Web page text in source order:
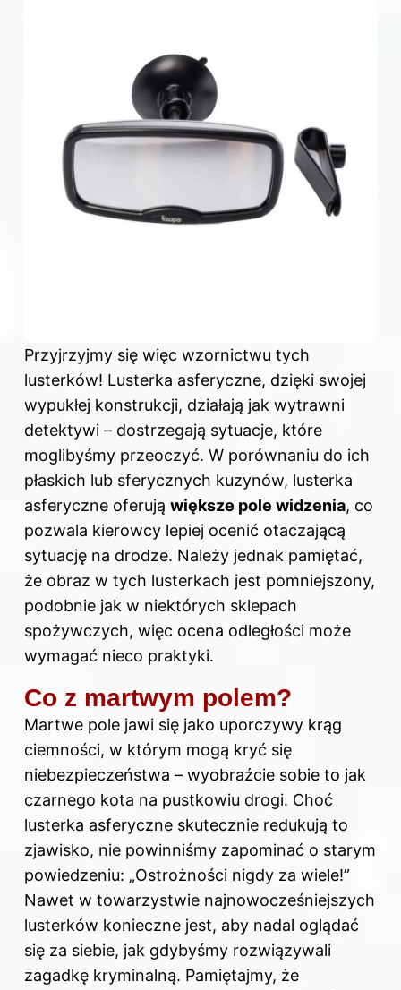
Przyjrzyjmy się więc wzornictwu tych
lusterków! Lusterka asferyczne, dzięki swojej
wypukłej konstrukcji, działają jak wytrawni
detektywi – dostrzegają sytuacje, które
moglibyśmy przeoczyć. W porównaniu do ich
płaskich lub sferycznych kuzynów, lusterka
asferyczne oferują większe pole widzenia, co
pozwala kierowcy lepiej ocenić otaczającą
sytuację na drodze. Należy jednak pamiętać,
że obraz w tych lusterkach jest pomniejszony,
podobnie jak w niektórych sklepach
spożywczych, więc ocena odległości może
wymagać nieco praktyki.
Co z martwym polem?
Martwe pole jawi się jako uporczywy krąg
ciemności, w którym mogą kryć się
niebezpieczeństwa – wyobraźcie sobie to jak
czarnego kota na pustkowiu drogi. Choć
lusterka asferyczne skutecznie redukują to
zjawisko, nie powinniśmy zapominać o starym
powiedzeniu: „Ostrożności nigdy za wiele!”
Nawet w towarzystwie najnowocześniejszych
lusterków konieczne jest, aby nadal oglądać
się za siebie, jak gdybyśmy rozwiązywali
zagadkę kryminalną. Pamiętajmy, że